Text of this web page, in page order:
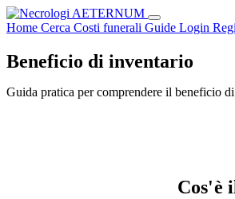
Home Cerca Costi funerali Guide Login
Beneficio di inventario
Guida pratica per comprendere il beneficio
Cos'è